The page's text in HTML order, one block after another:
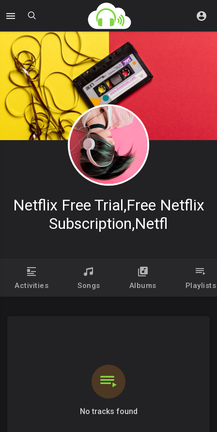
Netflix Free Trial,free Netflix
Subscription,netfl
Activities Songs Albums Playlists
No tracks found